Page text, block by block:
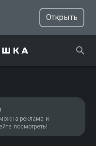
Открыть
реклама и
посмотреть!